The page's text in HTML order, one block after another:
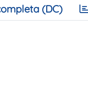
(DC)